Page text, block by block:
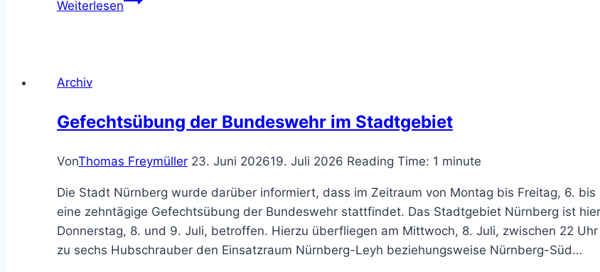
Weiterlesen
Archiv
Gefechtsübung der Bundeswehr im Stadtgebiet
VonThomas Freymüller 23. Juni 202619. Juli 2026 Reading Time: 1 minute
Die Stadt Nürnberg wurde darüber informiert, dass im Zeitraum von Montag bis Freitag, 6. bis
eine zehntägige Gefechtsübung der Bundeswehr stattfindet. Das Stadtgebiet Nürnberg ist
Donnerstag, 8. und 9. Juli, betroffen. Hierzu überfliegen am Mittwoch, 8. Juli, zwischen 22
zu sechs Hubschrauber den Einsatzraum Nürnberg-Leyh beziehungsweise Nürnberg-Süd…